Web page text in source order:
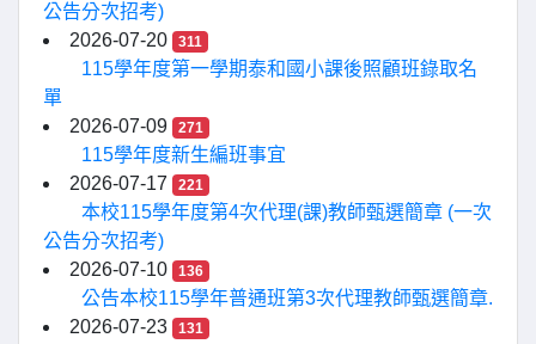
公告分次招考)
2026-07-20
311
115學年度第一學期泰和國小課後照顧班錄取名
單
2026-07-09
271
115學年度新生編班事宜
2026-07-17
221
本校115學年度第4次代理(課)教師甄選簡章 (一次
公告分次招考)
2026-07-10
136
公告本校115學年普通班第3次代理教師甄選簡章.
2026-07-23
131